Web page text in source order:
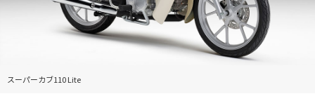
スーパーカブ110 Lite